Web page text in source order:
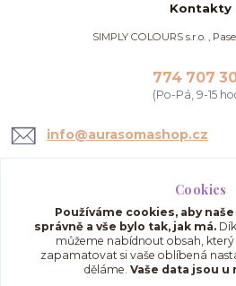
Kontakty
SIMPLY COLOURS s.r.o. ,
774 707
(Po-Pá, 9-15
info@aurasomashop.cz
Upravit sběr
Cookies
Používáme cookies, aby
správně a vše bylo tak, jak má.
můžeme nabídnout obsah, který
zapamatovat si vaše oblíbená
děláme. Vaše data jsou u